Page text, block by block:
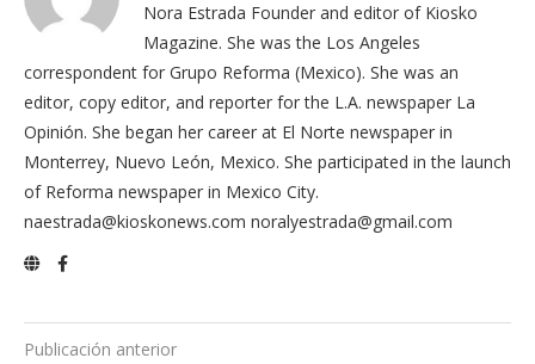
Nora Estrada Founder and editor of Kiosko
Magazine. She was the Los Angeles
correspondent for Grupo Reforma (Mexico). She was an
editor, copy editor, and reporter for the L.A. newspaper La
Opinión. She began her career at El Norte newspaper in
Monterrey, Nuevo León, Mexico. She participated in the launch
of Reforma newspaper in Mexico City.
naestrada@kioskonews.com noralyestrada@gmail.com
Publicación anterior